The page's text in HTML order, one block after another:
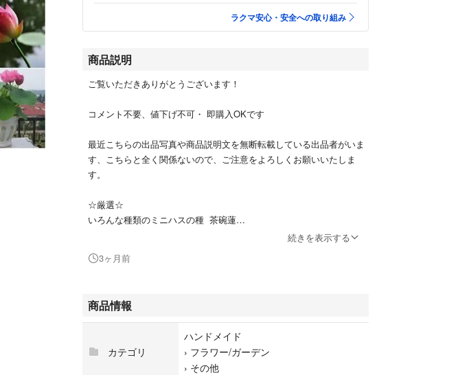
ラクマ安心・安全への取り組み
商品説明
ご覧いただきありがとうございます！
コメント不要、値下げ不可・ 即購入OKです
最近こちらの出品写真や商品説明文を無断転載している出品者がいま
す、こちらと全く関係ないので、ご注意をよろしくお願いいたしま
す。
☆厳選☆
いろんな種類のミニハスの種 茶碗蓮
ハスの種類は混色ランダムなので、どんな花を咲くのが楽しみ^_^
鉢や花瓶、お碗などなんでも年中に植え付けが出来ます。
お水に入れて、植物栄養剤何滴を入れて最短３日で発芽します
続きを表示する
3ヶ月前
商品情報
カテゴリ
ハンドメイド
› フラワー/ガーデン
› その他